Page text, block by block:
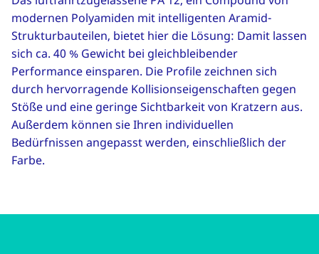
modernen Polyamiden mit intelligenten Aramid-
Strukturbauteilen, bietet hier die Lösung: Damit lassen
sich ca. 40 % Gewicht bei gleichbleibender
Performance einsparen. Die Profile zeichnen sich
durch hervorragende Kollisionseigenschaften gegen
Stöße und eine geringe Sichtbarkeit von Kratzern aus.
Außerdem können sie Ihren individuellen
Bedürfnissen angepasst werden, einschließlich der
Farbe.